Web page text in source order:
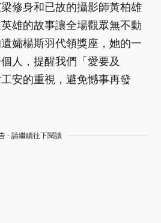
修身和已故的攝影師黃柏雄
英雄的故事讓全場觀眾無不動
孀楊斯羽代領獎座，她的一
人，提醒我們「愛要及
安的重視，避免憾事再發
- 請繼續往下閱讀